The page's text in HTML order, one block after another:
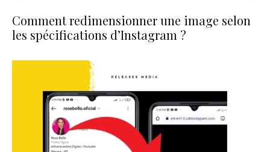
Comment redimensionner une image selon
les spécifications d’Instagram ?